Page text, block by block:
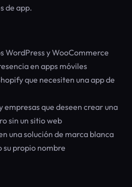
de app.
WordPress y WooCommerce
en apps móviles
que necesiten una app de
empresas que deseen crear una
sin un sitio web
una solución de marca blanca
su propio nombre